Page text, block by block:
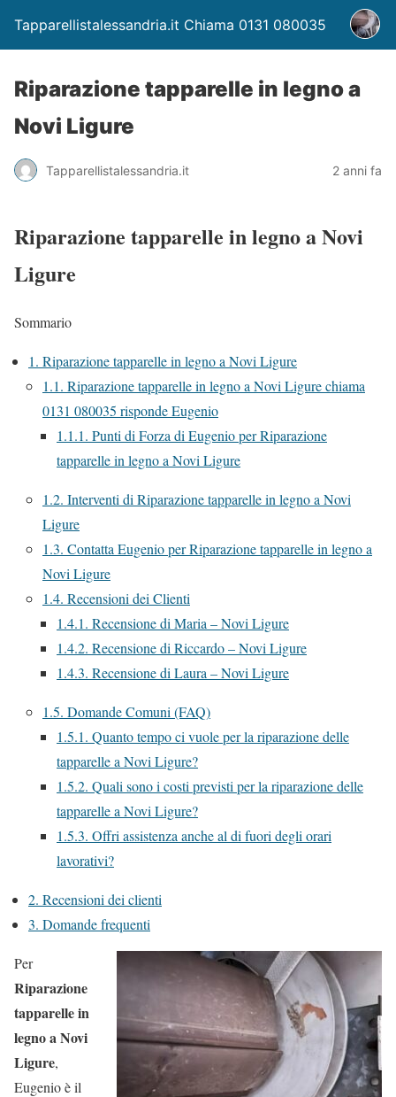
Tapparellistalessandria.it Chiama 0131 080035
Riparazione tapparelle in legno a
Novi Ligure
Tapparellistalessandria.it 2 anni fa
Riparazione tapparelle in legno a Novi
Ligure
Sommario
1. Riparazione tapparelle in legno a Novi Ligure
1.1. Riparazione tapparelle in legno a Novi Ligure chiama
0131 080035 risponde Eugenio
1.1.1. Punti di Forza di Eugenio per Riparazione
tapparelle in legno a Novi Ligure
1.2. Interventi di Riparazione tapparelle in legno a Novi
Ligure
1.3. Contatta Eugenio per Riparazione tapparelle in legno a
Novi Ligure
1.4. Recensioni dei Clienti
1.4.1. Recensione di Maria – Novi Ligure
1.4.2. Recensione di Riccardo – Novi Ligure
1.4.3. Recensione di Laura – Novi Ligure
1.5. Domande Comuni (FAQ)
1.5.1. Quanto tempo ci vuole per la riparazione delle
tapparelle a Novi Ligure?
1.5.2. Quali sono i costi previsti per la riparazione delle
tapparelle a Novi Ligure?
1.5.3. Offri assistenza anche al di fuori degli orari
lavorativi?
2. Recensioni dei clienti
3. Domande frequenti
Per
Riparazione
tapparelle in
legno a Novi
Ligure,
Eugenio è il